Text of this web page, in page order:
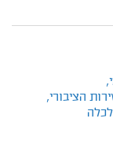
הציבורי,